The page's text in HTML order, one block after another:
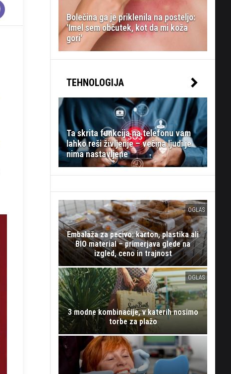
Bolečina ga je priklenila na posteljo:
'Imel sem občutek, kot da mi koža
gori'
TEHNOLOGIJA
Ta skrita funkcija na telefonu vam
lahko reši življenje – večina ljudi je
nima nastavljene
OGLAS
Embalaža za pecivo: karton, plastika ali
BIO material – primerjava glede na
izgled, ceno in trajnost
OGLAS
3 modne kombinacije, v katerih nosimo
torbe za plažo